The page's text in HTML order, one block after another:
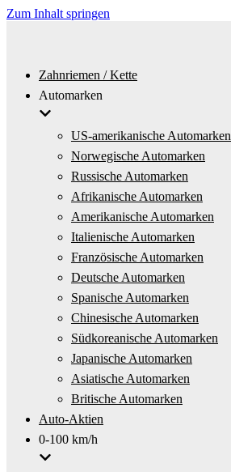
Zum Inhalt springen
Zahnriemen / Kette
Automarken
US-amerikanische Automarken
Norwegische Automarken
Russische Automarken
Afrikanische Automarken
Amerikanische Automarken
Italienische Automarken
Französische Automarken
Deutsche Automarken
Spanische Automarken
Chinesische Automarken
Südkoreanische Automarken
Japanische Automarken
Asiatische Automarken
Britische Automarken
Auto-Aktien
0-100 km/h